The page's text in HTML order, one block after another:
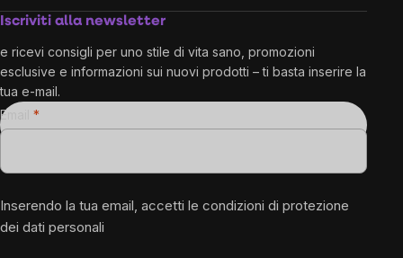
Iscriviti alla newsletter
e ricevi consigli per uno stile di vita sano, promozioni
esclusive e informazioni sui nuovi prodotti – ti basta inserire la
tua e-mail.
Email
Inserendo la tua email, accetti le condizioni di protezione
dei dati personali